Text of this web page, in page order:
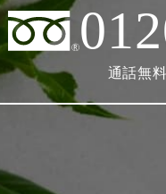
通話無